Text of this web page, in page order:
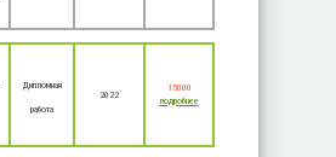
Дипломная
работа
2022
15000
подробнее